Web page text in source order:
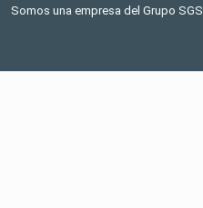
Somos una empresa del Grupo SGS